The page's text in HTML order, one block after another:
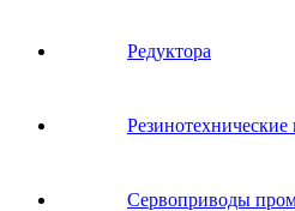
Редуктора
Сервоприводы